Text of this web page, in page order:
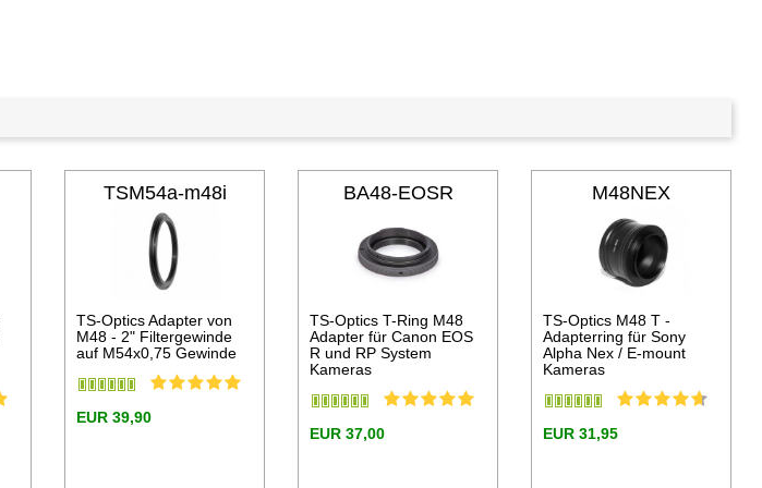
TSM54a-m48i
TS-Optics Adapter von
M48 - 2" Filtergewinde
auf M54x0,75 Gewinde
EUR 39,90
BA48-EOSR
TS-Optics T-Ring M48
Adapter für Canon EOS
R und RP System
Kameras
EUR 37,00
M48NEX
TS-Optics M48 T -
Adapterring für Sony
Alpha Nex / E-mount
Kameras
EUR 31,95